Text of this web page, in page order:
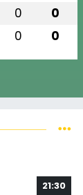
0 0
0 0
21:30